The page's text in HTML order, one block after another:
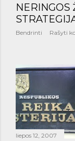
NERINGOS
Bendrinti Rašyti
liepos 12, 2007